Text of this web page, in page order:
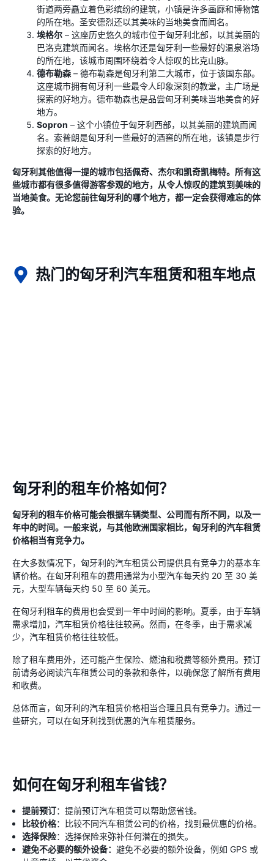
街道两旁矗立着色彩缤纷的建筑，小镇是许多画廊和博物馆
的所在地。圣安德烈还以其美味的当地美食而闻名。
埃格尔 – 这座历史悠久的城市位于匈牙利北部，以其美丽的
巴洛克建筑而闻名。埃格尔还是匈牙利一些最好的温泉浴场
的所在地，该城市周围环绕着令人惊叹的比克山脉。
德布勒森 – 德布勒森是匈牙利第二大城市，位于该国东部。
这座城市拥有匈牙利一些最令人印象深刻的教堂，主广场是
探索的好地方。德布勒森也是品尝匈牙利美味当地美食的好
地方。
Sopron – 这个小镇位于匈牙利西部，以其美丽的建筑而闻
名。索普朗是匈牙利一些最好的酒窖的所在地，该镇是步行
探索的好地方。
匈牙利其他值得一提的城市包括佩奇、杰尔和凯奇凯梅特。所有这
些城市都有很多值得游客参观的地方，从令人惊叹的建筑到美味的
当地美食。无论您前往匈牙利的哪个地方，都一定会获得难忘的体
验。
热门的匈牙利汽车租赁和租车地点
匈牙利的租车价格如何？
匈牙利的租车价格可能会根据车辆类型、公司而有所不同，以及一
年中的时间。一般来说，与其他欧洲国家相比，匈牙利的汽车租赁
价格相当有竞争力。
在大多数情况下，匈牙利的汽车租赁公司提供具有竞争力的基本车
辆价格。在匈牙利租车的费用通常为小型汽车每天约 20 至 30 美
元，大型车辆每天约 50 至 60 美元。
在匈牙利租车的费用也会受到一年中时间的影响。夏季，由于车辆
需求增加，汽车租赁价格往往较高。然而，在冬季，由于需求减
少，汽车租赁价格往往较低。
除了租车费用外，还可能产生保险、燃油和税费等额外费用。预订
前请务必阅读汽车租赁公司的条款和条件，以确保您了解所有费用
和收费。
总体而言，匈牙利的汽车租赁价格相当合理且具有竞争力。通过一
些研究，可以在匈牙利找到优惠的汽车租赁服务。
如何在匈牙利租车省钱？
提前预订：提前预订汽车租赁可以帮助您省钱。
比较价格：比较不同汽车租赁公司的价格，找到最优惠的价格。
选择保险：选择保险来弥补任何潜在的损失。
避免不必要的额外设备： 避免不必要的额外设备，例如 GPS 或